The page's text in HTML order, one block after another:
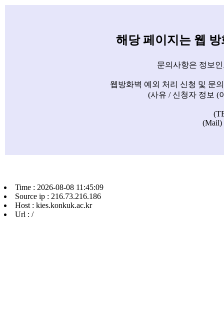
해당 페이지는 웹
문의사항은 정보
웹방화벽 예외 처리 신청 및 문
(사유 / 신청자 정보 (
(Mail)
Time : 2026-08-08 11:45:09
Source ip : 216.73.216.186
Host : kies.konkuk.ac.kr
Url : /